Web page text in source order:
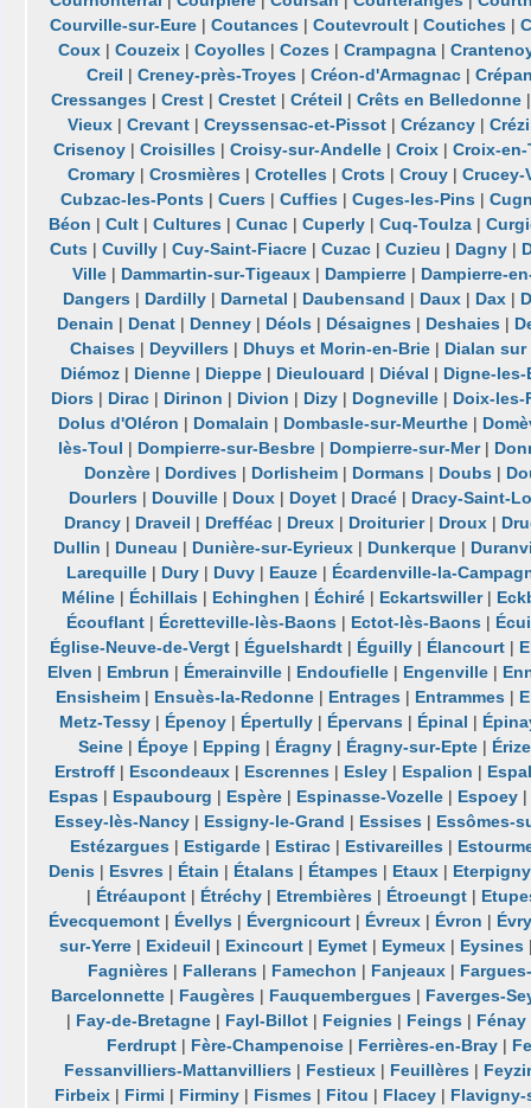
Courville-sur-Eure| Coutances| Coutevroult| Coutiches|
Coux |Couzeix |Coyolles |Cozes |Crampagna |
Creil | Creney-près-Troyes| Créon-d'Armagnac|
Cressanges| Crest| Crestet| Créteil | Crêts en Belledonne
Vieux |Crevant |Creyssensac-et-Pissot |Crézancy |
Crisenoy| Croisilles| Croisy-sur-Andelle| Croix| Croix-
Cromary |Crosmières |Crotelles |Crots |Crouy |Crucey-
Cubzac-les-Ponts |Cuers |Cuffies |Cuges-les-Pins |
Béon | Cult| Cultures| Cunac| Cuperly| Cuq-Toulza|
Cuts |Cuvilly |Cuy-Saint-Fiacre |Cuzac |Cuzieu | Dagny |
Ville| Dammartin-sur-Tigeaux| Dampierre| Dampierre-
Dangers | Dardilly | Darnetal | Daubensand | Daux | Dax |
Denain | Denat| Denney| Déols| Désaignes| Deshaies|
Chaises | Deyvillers | Dhuys et Morin-en-Brie | Dialan sur
Diémoz | Dienne | Dieppe | Dieulouard | Diéval | Digne-
Diors | Dirac | Dirinon | Divion | Dizy | Dogneville | Doix-les-
Dolus d'Oléron | Domalain | Dombasle-sur-Meurthe|
lès-Toul | Dompierre-sur-Besbre | Dompierre-sur-Mer|
Donzère| Dordives| Dorlisheim| Dormans| Doubs|
Dourlers | Douville | Doux | Doyet | Dracé | Dracy-Saint-
Drancy | Draveil | Drefféac | Dreux | Droiturier| Droux |
Dullin | Duneau | Dunière-sur-Eyrieux| Dunkerque|
Larequille| Dury| Duvy| Eauze| Écardenville-la-
Méline| Échillais| Echinghen | Échiré| Eckartswiller|
Écouflant | Écretteville-lès-Baons | Ectot-lès-Baons |
Église-Neuve-de-Vergt| Éguelshardt| Éguilly| Élancourt|
Elven | Embrun | Émerainville | Endoufielle | Engenville |
Ensisheim | Ensuès-la-Redonne | Entrages | Entrammes |
Metz-Tessy| Épenoy| Épertully| Épervans| Épinal |
Seine | Époye | Epping | Éragny | Éragny-sur-Epte |
Erstroff| Escondeaux| Escrennes| Esley| Espalion |
Espas | Espaubourg | Espère | Espinasse-Vozelle | Espoey
Essey-lès-Nancy | Essigny-le-Grand | Essises | Essômes-
Estézargues| Estigarde| Estirac| Estivareilles|
Denis | Esvres | Étain | Étalans | Étampes | Etaux | Eterpigny
| Étréaupont| Étréchy| Etrembières| Étroeungt|
Évecquemont| Évellys| Évergnicourt| Évreux| Évron |
sur-Yerre | Exideuil | Exincourt | Eymet | Eymeux | Eysines
Fagnières| Fallerans| Famechon | Fanjeaux|
Barcelonnette| Faugères| Fauquembergues| Faverges-
| Fay-de-Bretagne| Fayl-Billot| Feignies| Feings| Fénay
Ferdrupt| Fère-Champenoise| Ferrières-en-Bray|
Fessanvilliers-Mattanvilliers| Festieux| Feuillères|
Firbeix | Firmi | Firminy | Fismes | Fitou | Flacey | Flavigny-